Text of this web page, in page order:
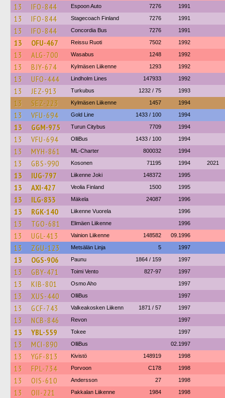
13 IFO-844 Espoon Auto 7276 1991
13 IFO-844 Stagecoach Finland 7276 1991
13 IFO-844 Concordia Bus 7276 1991
13 OFU-467 Reissu Ruoti 7502 1992
13 ALG-700 Wasabus 1248 1992
13 BJY-674 Kylmäsen Liikenne 1293 1992
13 UFO-444 Lindholm Lines 147933 1992
13 JEZ-913 Turkubus 1232 / 75 1993
13 SEZ-223 Kylmäsen Liikenne 1457 1994
13 VFU-694 Gold Line 1433 / 100 1994
13 GGM-975 Turun Citybus 7709 1994
13 VFU-694 OlliBus 1433 / 100 1994
13 MYH-861 ML-Charter 800032 1994
13 GBS-990 Kosonen 71195 1994 2021
13 IUG-797 Liikenne Joki 148372 1995
13 AXI-427 Veolia Finland 1500 1995
13 ILG-833 Mäkela 24087 1996
13 RGK-140 Liikenne Vuorela 1996
13 TGO-681 Elimäen Liikenne 1996
13 UGL-413 Vainion Liikenne 148582 09.1996
13 ZGU-123 Metsälän Linja 5 1997
13 OGS-906 Paunu 1864 / 159 1997
13 GBY-471 Toimi Vento 827-97 1997
13 KIB-801 Osmo Aho 1997
13 XUS-440 OlliBus 1997
13 GCF-743 Valkeakosken Liikenn 1871 / 57 1997
13 NCB-846 Revon 1997
13 YBL-559 Tokee 1997
13 MCI-890 OlliBus 02.1997
13 YGF-813 Kivistö 148919 1998
13 FPL-734 Porvoon C178 1998
13 OIS-610 Andersson 27 1998
13 OII-221 Pakkalan Liikenne 1984 1998